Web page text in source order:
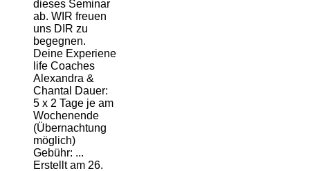
dieses Seminar
ab. WIR freuen
uns DIR zu
begegnen.
Deine Experiene
life Coaches
Alexandra &
Chantal Dauer:
5 x 2 Tage je am
Wochenende
(Übernachtung
möglich)
Gebühr: ...
Erstellt am 26.